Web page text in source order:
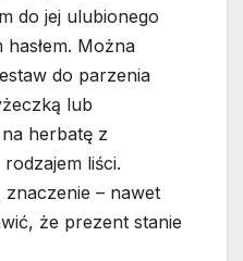
do jej ulubionego
Można
do parzenia
lub
herbatę z
liści.
znaczenie – nawet
że prezent stanie